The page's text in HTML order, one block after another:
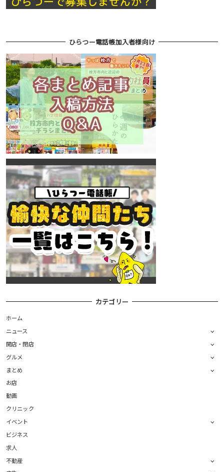
ひらつー電話帳加入者様向け
カテゴリー
ホーム
ニュース
開店・閉店
グルメ
まとめ
お店
動画
クリニック
イベント
ビジネス
求人
不動産